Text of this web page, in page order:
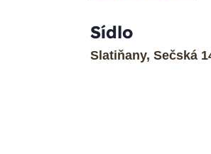
Sídlo
Slatiňany, Sečská